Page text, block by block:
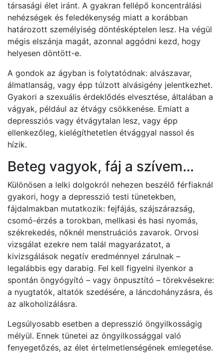
társasági élet iránt. A gyakran fellépő koncentrálási
nehézségek és feledékenység miatt a korábban
határozott személyiség döntésképtelen lesz. Ha végül
mégis elszánja magát, azonnal aggódni kezd, hogy
helyesen döntött-e.
A gondok az ágyban is folytatódnak: alvászavar,
álmatlanság, vagy épp túlzott alvásigény jelentkezhet.
Gyakori a szexuális érdeklődés elvesztése, általában a
vágyak, például az étvágy csökkenése. Emiatt a
depressziós vagy étvágytalan lesz, vagy épp
ellenkezőleg, kielégíthetetlen étvággyal nassol és
hízik.
Beteg vagyok, fáj a szívem…
Különösen a lelki dolgokról nehezen beszélő férfiaknál
gyakori, hogy a depresszió testi tünetekben,
fájdalmakban mutatkozik: fejfájás, szájszárazság,
csomó-érzés a torokban, mellkasi és hasi nyomás,
székrekedés, nőknél menstruációs zavarok. Orvosi
vizsgálat ezekre nem talál magyarázatot, a
kivizsgálások negatív eredménnyel zárulnak –
legalábbis egy darabig. Fel kell figyelni ilyenkor a
spontán öngyógyító – vagy önpusztító – törekvésekre:
a nyugtatók, altatók szedésére, a láncdohányzásra, és
az alkoholizálásra.
Legsúlyosabb esetben a depresszió öngyilkosságig
mélyül. Ennek tünetei az öngyilkossággal való
fenyegetőzés, az élet értelmetlenségének emlegetése.